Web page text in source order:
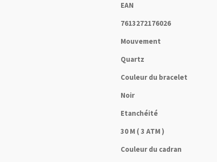
EAN
7613272176026
Mouvement
Quartz
Couleur du bracelet
Noir
Etanchéité
30 M ( 3 ATM )
Couleur du cadran